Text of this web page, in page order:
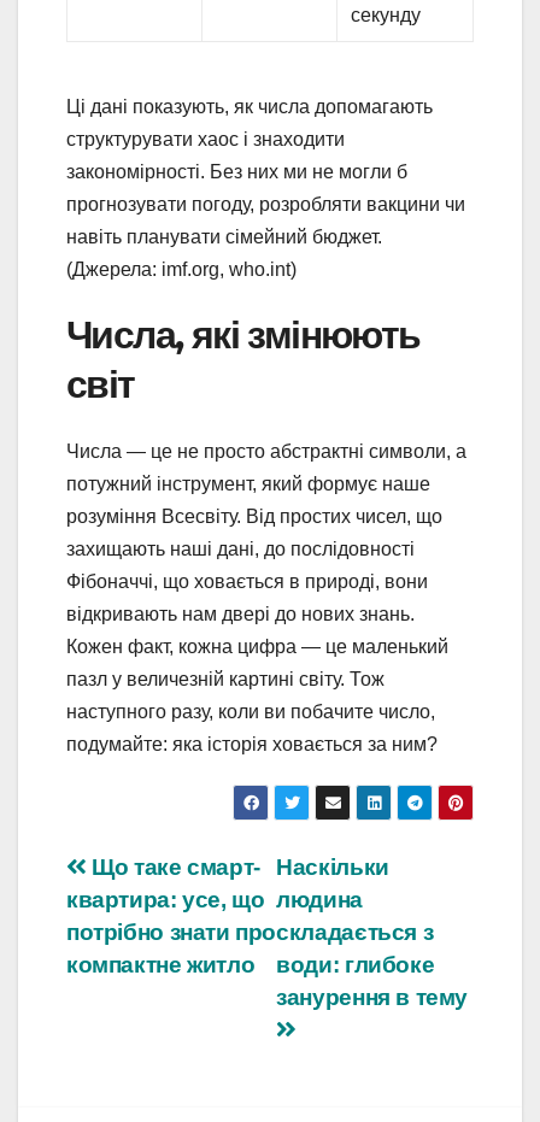
секунду
Ці дані показують, як числа допомагають
структурувати хаос і знаходити
закономірності. Без них ми не могли б
прогнозувати погоду, розробляти вакцини чи
навіть планувати сімейний бюджет.
(Джерела: imf.org, who.int)
Числа, які змінюють
світ
Числа — це не просто абстрактні символи, а
потужний інструмент, який формує наше
розуміння Всесвіту. Від простих чисел, що
захищають наші дані, до послідовності
Фібоначчі, що ховається в природі, вони
відкривають нам двері до нових знань.
Кожен факт, кожна цифра — це маленький
пазл у величезній картині світу. Тож
наступного разу, коли ви побачите число,
подумайте: яка історія ховається за ним?
Навігація
записів
Наскільки
людина
складається з
води: глибоке
занурення в тему
Що таке смарт-
квартира: усе, що
потрібно знати про
компактне житло